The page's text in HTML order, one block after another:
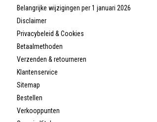
Belangrijke wijzigingen per 1 januari 2026
Disclaimer
Privacybeleid & Cookies
Betaalmethoden
Verzenden & retourneren
Klantenservice
Sitemap
Bestellen
Verkooppunten